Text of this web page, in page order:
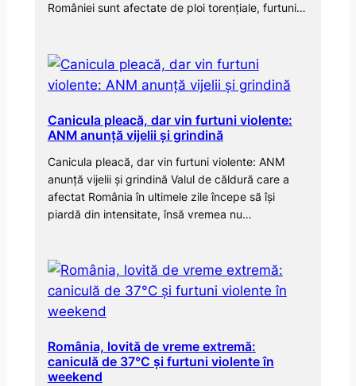
României sunt afectate de ploi torențiale, furtuni…
Canicula pleacă, dar vin furtuni violente:
ANM anunță vijelii și grindină
Canicula pleacă, dar vin furtuni violente: ANM
anunță vijelii și grindină Valul de căldură care a
afectat România în ultimele zile începe să își
piardă din intensitate, însă vremea nu…
România, lovită de vreme extremă:
caniculă de 37°C și furtuni violente în
weekend